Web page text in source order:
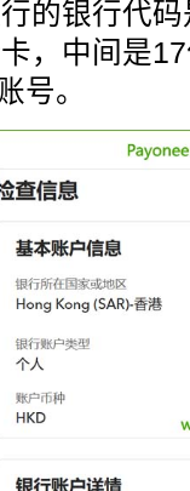
的银行代
，中间是
号。